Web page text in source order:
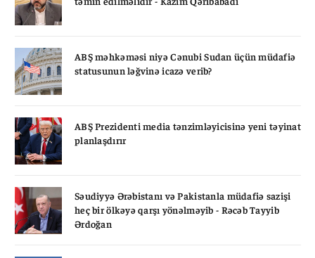
ABŞ məhkəməsi niyə Cənubi Sudan üçün müdafiə
statusunun ləğvinə icazə verib?
ABŞ Prezidenti media tənzimləyicisinə yeni təyinat
planlaşdırır
Səudiyyə Ərəbistanı və Pakistanla müdafiə sazişi
heç bir ölkəyə qarşı yönəlməyib - Rəcəb Tayyib
Ərdoğan